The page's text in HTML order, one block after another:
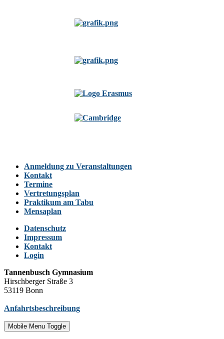
Anmeldung zu Veranstaltungen
Kontakt
Termine
Vertretungsplan
Praktikum am Tabu
Mensaplan
Datenschutz
Impressum
Kontakt
Login
Tannenbusch Gymnasium
Hirschberger Straße 3
53119 Bonn
Anfahrtsbeschreibung
Mobile Menu Toggle